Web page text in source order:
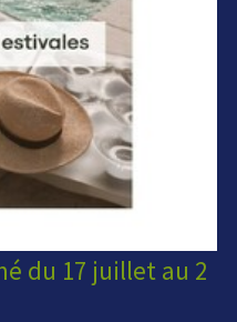
du 17 juillet au 2